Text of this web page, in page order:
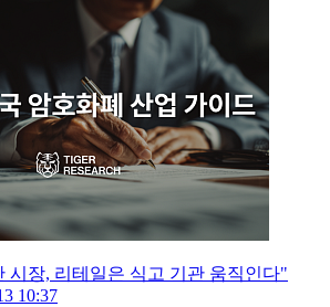
시장, 리테일은 식고 기관 움직인다"
10:37